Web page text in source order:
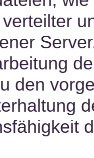
den